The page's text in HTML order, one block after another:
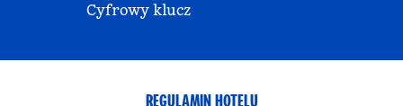
Cyfrowy klucz
REGULAMIN HOTELU